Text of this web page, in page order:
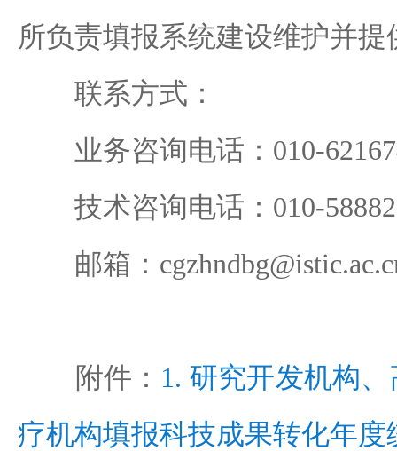
所负责填报系统建设维护并提
联系方式：
业务咨询电话：010-
技术咨询电话：010-
邮箱：
附件： 1. 研究开发机构
疗机构填报科技成果转化年